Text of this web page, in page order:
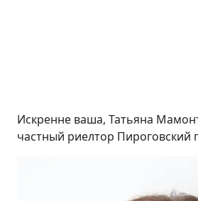
Искренне ваша, Татьяна
частный риелтор Пироговский